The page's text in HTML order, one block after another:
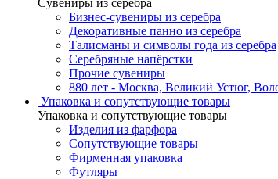
Сувениры из серебра
Бизнес-сувениры из серебра
Декоративные панно из серебра
Талисманы и символы года из серебра
Серебряные напёрстки
Прочие сувениры
880 лет - Москва, Великий Устюг,
Упаковка и сопутствующие товары
Упаковка и сопутствующие товары
Изделия из фарфора
Сопутствующие товары
Фирменная упаковка
Футляры